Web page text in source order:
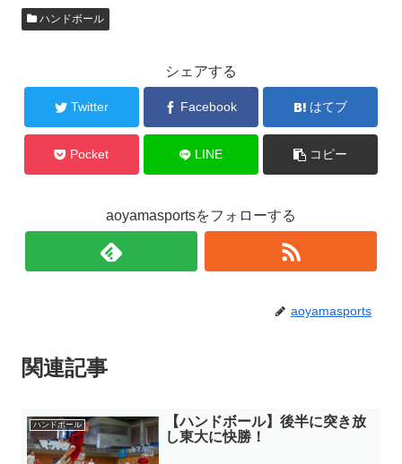
ハンドボール
シェアする
Twitter Facebook はてブ
Pocket LINE コピー
aoyamasportsをフォローする
aoyamasports
関連記事
ハンドボール
【ハンドボール】後半に突き放
し東大に快勝！